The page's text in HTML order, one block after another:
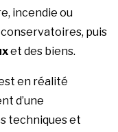
incendie ou
puis
et des biens.
en réalité
d’une
techniques et